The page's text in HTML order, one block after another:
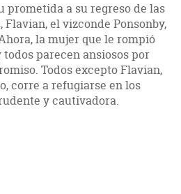
prometida a su regreso de las
Flavian, el vizconde Ponsonby,
la mujer que le rompió
parecen ansiosos por
Todos excepto Flavian,
corre a refugiarse en los
y cautivadora.